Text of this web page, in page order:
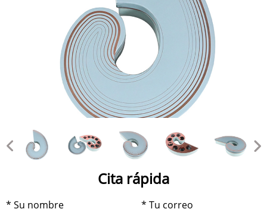
Cita rápida
* Su nombre * Tu correo